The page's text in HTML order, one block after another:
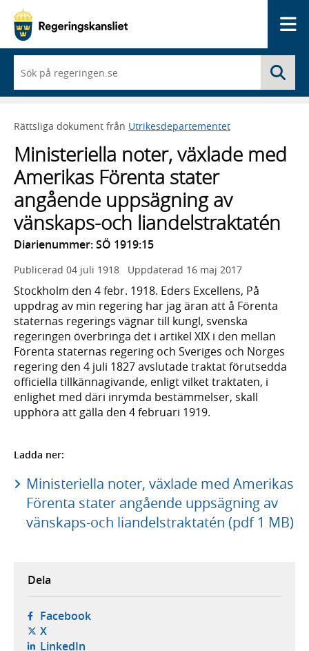
du
börjar
skriva
framträder
lista
med
sökförslag
Rättsliga dokument från Utrikesdepartementet
Ministeriella noter, växlade med
Amerikas Förenta stater
angående uppsägning av
vänskaps-och liandelstraktatén
Diarienummer: SÖ 1919:15
Publicerad 04 juli 1918 Uppdaterad 16 maj 2017
Stockholm den 4 febr. 1918. Eders Excellens, På
uppdrag av min regering har jag äran att å Förenta
staternas regerings vägnar till kungl, svenska
regeringen överbringa det i artikel XIX i den mellan
Förenta staternas regering och Sveriges och Norges
regering den 4 juli 1827 avslutade traktat förutsedda
officiella tillkännagivande, enligt vilket traktaten, i
enlighet med däri inrymda bestämmelser, skall
upphöra att gälla den 4 februari 1919.
Ladda ner:
Ministeriella noter, växlade med Amerikas
Förenta stater angående uppsägning av
vänskaps-och liandelstraktatén (pdf 1 MB)
Dela
Facebook- öppnas i ny flik, extern webbplats,
X- öppnas i ny flik, extern webbplats,
LinkedIn- öppnas i ny flik, extern webbplats,